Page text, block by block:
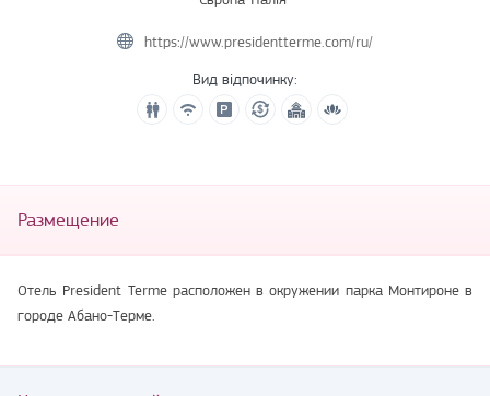
https://www.presidentterme.com/ru/
Вид відпочинку:
Размещение
Отель President Terme расположен в окружении парка Монтироне в
городе Абано-Терме.